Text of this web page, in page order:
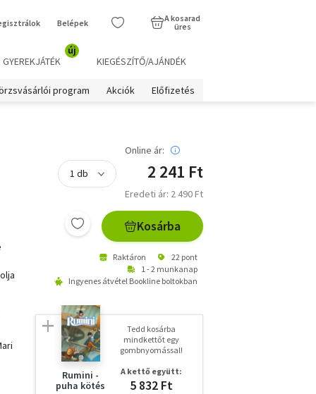
Belépek
A kosarad
üres
GYEREKJÁTÉK
új
KIEGÉSZÍTŐ/AJÁNDÉK
program Akciók Előfizetés
Online ár:
2 241 Ft
Eredeti ár: 2 490 Ft
Kosárba
Raktáron
22 pont
1 - 2 munkanap
Ingyenes átvétel Bookline boltokban
Rumini -
puha kötés
Tedd kosárba
mindkettőt egy
gombnyomással!
A kettő együtt:
5 832 Ft